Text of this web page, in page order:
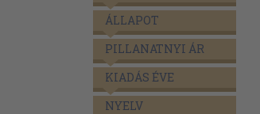
ÁLLAPOT
PILLANATNYI ÁR
KIADÁS ÉVE
NYELV